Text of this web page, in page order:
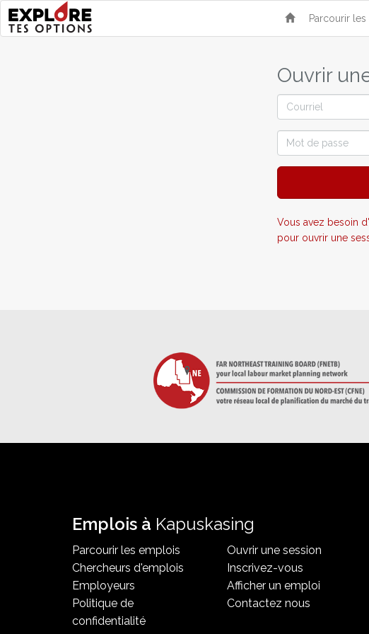
Parcourir
Ouvrir
Courriel
Mot
de
passe
Vous avez besoin
pour ouvrir une
Emplois à Kapuskasing
Parcourir les emplois
Chercheurs d'emplois
Employeurs
Politique de
confidentialité
Ouvrir une session
Inscrivez-vous
Afficher un emploi
Contactez nous